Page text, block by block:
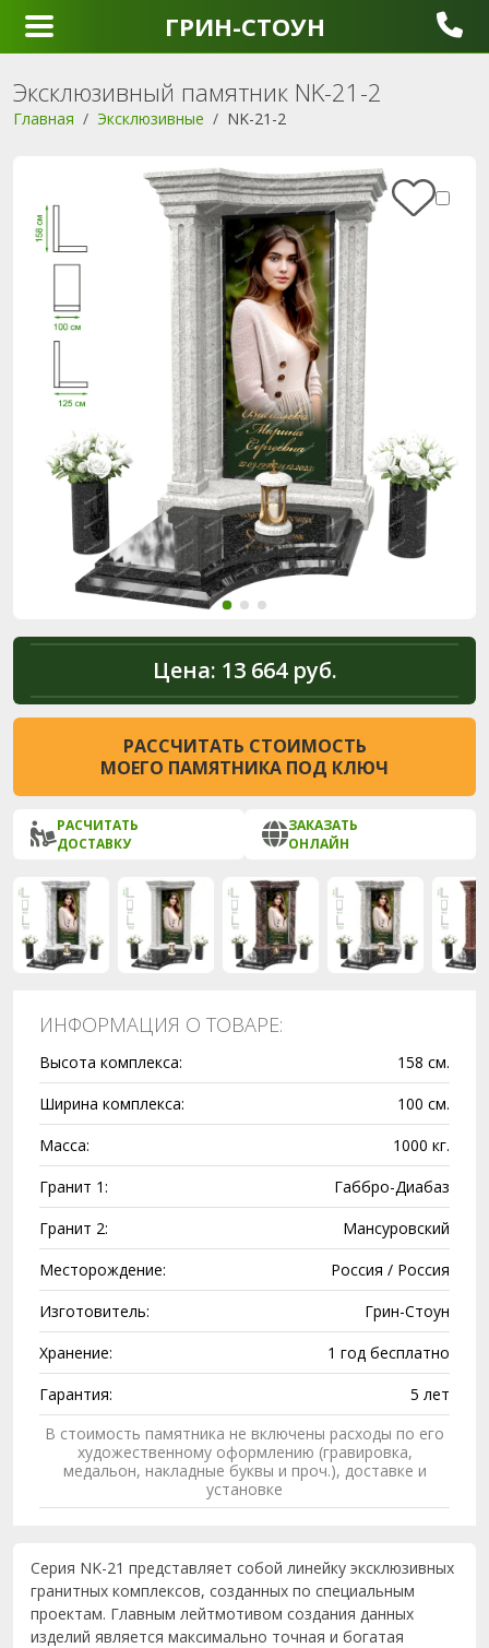
ГРИН-СТОУН
Эксклюзивный памятник NK-21-2
Главная Эксклюзивные NK-21-2
Цена: 13 664 руб.
РАССЧИТАТЬ СТОИМОСТЬ
МОЕГО ПАМЯТНИКА ПОД КЛЮЧ
РАСЧИТАТЬ
ДОСТАВКУ
ЗАКАЗАТЬ
ОНЛАЙН
ИНФОРМАЦИЯ О ТОВАРЕ:
Высота комплекса:
158 см.
Ширина комплекса:
100 см.
Масса:
1000 кг.
Гранит 1:
Габбро-Диабаз
Гранит 2:
Мансуровский
Месторождение:
Россия / Россия
Изготовитель:
Грин-Стоун
Хранение:
1 год бесплатно
Гарантия:
5 лет
В стоимость памятника не включены расходы по его
художественному оформлению (гравировка,
медальон, накладные буквы и проч.), доставке и
установке
Серия NK-21 представляет собой линейку эксклюзивных
гранитных комплексов, созданных по специальным
проектам. Главным лейтмотивом создания данных
изделий является максимально точная и богатая